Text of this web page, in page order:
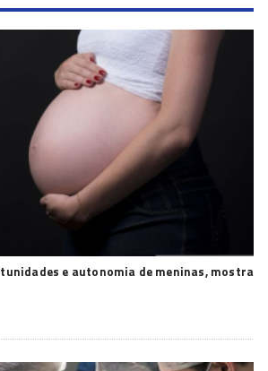
e autonomia de meninas, mostra